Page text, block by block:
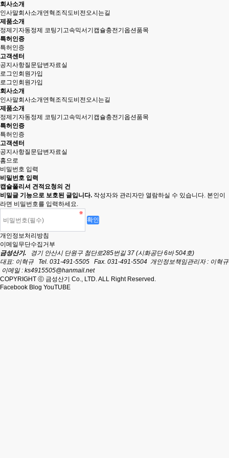
회사소개
인사말회사소개 연혁 조직도비전오시는길
제품소개
정제기 자동정제 코팅기 고속믹서기 캡슐충전기 옵션품목
특허인증
특허인증
고객센터
공지사항질문답변자료실
로그인회원가입
로그인회원가입
회사소개
인사말회사소개 연혁 조직도비전오시는길
제품소개
정제기 자동정제 코팅기 고속믹서기 캡슐충전기 옵션품목
특허인증
특허인증
고객센터
공지사항질문답변자료실
홈으로
비밀번호 입력
비밀번호 입력
캡슐폴리셔 견적요청의 건
비밀글 기능으로 보호된 글입니다. 작성자와 관리자만 열람하실 수 있습니다. 본인이
라면 비밀번호를 입력하세요.
개인정보처리방침
이메일무단수집거부
금성산기. 경기 안산시 단원구 첨단로285번길 37 (시화공단 6바 504호)
대표: 이혁규
Tel. 031-491-5505 Fax. 031-491-5504 개인정보책임관리자 : 이혁규
이메일 : ks4915505@hanmail.net
COPYRIGHT ⓒ 금성산기 Co., LTD. ALL Right Reserved.
Facebook Blog YouTUBE